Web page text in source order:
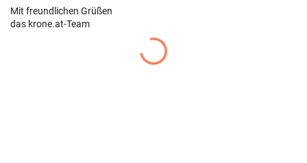
Mit freundlichen Grüßen
das krone.at-Team